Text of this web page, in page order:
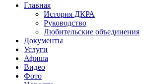
Главная
История ДКРА
Руководство
Любительские объединения
Документы
Услуги
Афиша
Видео
Фото